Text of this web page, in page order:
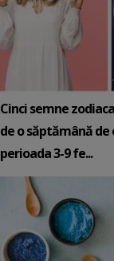
Cinci semne
de o săptămână de
perioada 3-9 fe...